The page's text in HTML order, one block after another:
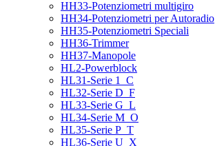
HH33-Potenziometri multigiro
HH34-Potenziometri per Autoradio
HH35-Potenziometri Speciali
HH36-Trimmer
HH37-Manopole
HL2-Powerblock
HL31-Serie 1_C
HL32-Serie D_F
HL33-Serie G_L
HL34-Serie M_O
HL35-Serie P_T
HL36-Serie U_X